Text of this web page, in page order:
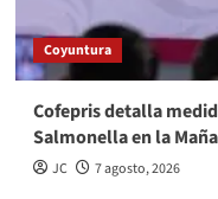
Coyuntura
Cofepris detalla
Salmonella en la
JC 7 agosto, 2026